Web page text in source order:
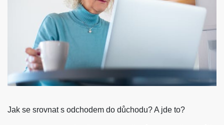
Jak se srovnat s odchodem do důchodu? A jde to?